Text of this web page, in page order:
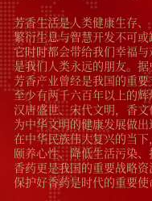
芳香生活是人类健康生存、
繁衍生息与智慧开发不可
它时时都会带给我们幸福
是我们人类永远的朋友。
芳香产业曾经是我国的重
至少有两千六百年以上的
汉唐盛世、宋代文明，香
为中华文明的健康发展做
在中华民族伟大复兴的当下
颐养心性、降低生活污染、
香药更是我国的重要战略
保护好香药是时代的重要使